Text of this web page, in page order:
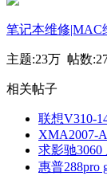
笔记本维修|MAC
主题:23万 帖数:
相关帖子
联想V310-
XMA2007-
求影驰3060
惠普288pro